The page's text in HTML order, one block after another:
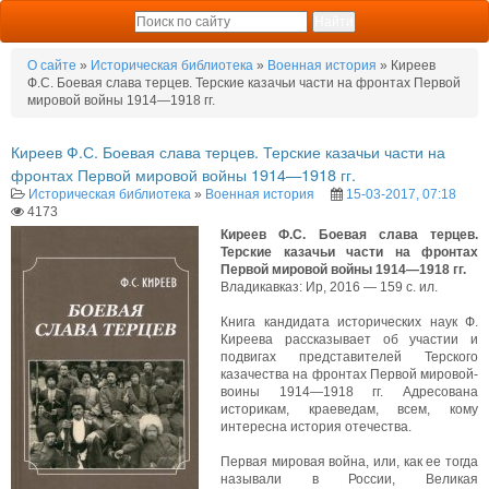
О сайте » Историческая библиотека » Военная история » Киреев
Ф.С. Боевая слава терцев. Терские казачьи части на фронтах Первой
мировой войны 1914—1918 гг.
Киреев Ф.С. Боевая слава терцев. Терские казачьи части на
фронтах Первой мировой войны 1914—1918 гг.
Историческая библиотека » Военная история
15-03-2017, 07:18
4173
Киреев Ф.С. Боевая слава терцев.
Терские казачьи части на фронтах
Первой мировой войны 1914—1918 гг.
Владикавказ: Ир, 2016 — 159 с. ил.
Книга кандидата исторических наук Ф.
Киреева рассказывает об участии и
подвигах представителей Терского
казачества на фронтах Первой мировой-
воины 1914—1918 гг. Адресована
историкам, краеведам, всем, кому
интересна история отечества.
Первая мировая война, или, как ее тогда
называли в России, Великая